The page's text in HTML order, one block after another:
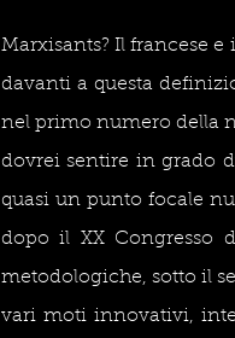
Marxisants? Il francese
davanti a questa
nel primo numero della
dovrei sentire in grado
quasi un punto focale
dopo il XX Congresso
metodologiche, sotto il
vari moti innovativi,